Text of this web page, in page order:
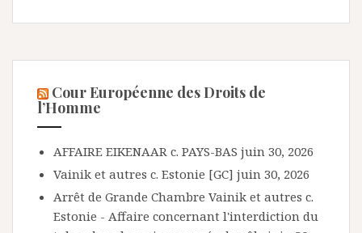
Cour Européenne des Droits de
l’Homme
AFFAIRE EIKENAAR c. PAYS-BAS juin 30, 2026
Vainik et autres c. Estonie [GC] juin 30, 2026
Arrêt de Grande Chambre Vainik et autres c.
Estonie - Affaire concernant l'interdiction du